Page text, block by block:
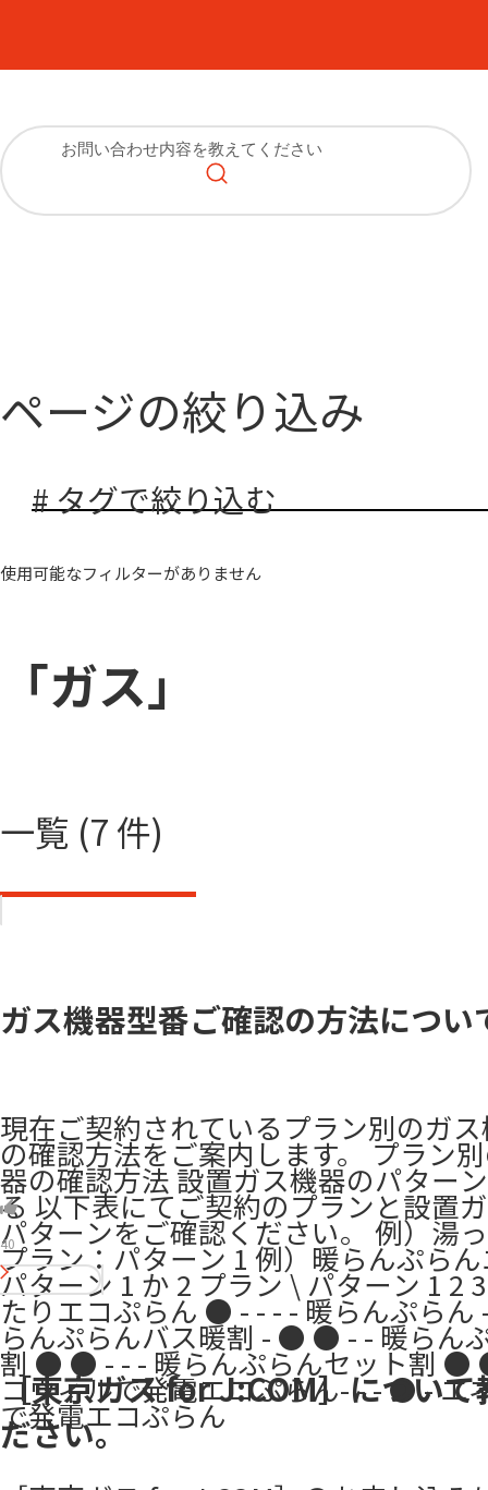
ページの絞り込み
# タグで絞り込む
使用可能なフィルターがありません
「ガス」
一覧 (7 件)
ガス機器型番ご確認の方法につい
現在ご契約されているプラン別のガ
の確認方法をご案内します。 プラン
器の確認方法 設置ガス機器のパター
る 以下表にてご契約のプランと設置
パターンをご確認ください。 例）湯
プラン：パターン 1 例）暖らんぷら
パターン 1 か 2 プラン \ パターン 1 2
たりエコぷらん ● - - - - 暖らんぷら
らんぷらんバス暖割 - ● ● - - 暖らん
割 ● ● - - - 暖らんぷらんセット割
コウィルで発電エコぷらん- - - ● - エ
で発電エコぷらん
40
［東京ガス for J:COM］について
ださい。